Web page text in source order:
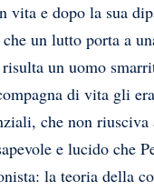
vita e dopo la sua
un lutto porta a
un uomo
di vita gli
che non
e lucido che
la teoria della